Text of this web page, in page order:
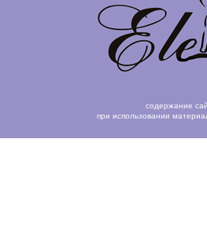
содержание
при использовании